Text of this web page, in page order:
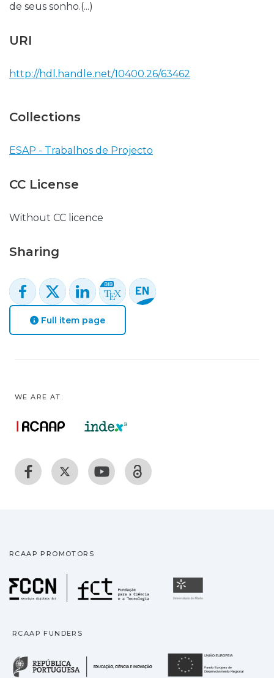
de seus sonho.(...)
URI
http://hdl.handle.net/10400.26/63462
Collections
ESAP - Trabalhos de Projecto
CC License
Without CC licence
Sharing
Full item page
WE ARE AT:
RCAAP PROMOTORS
Fundação para a
RCAAP FUNDERS
República Portuguesa